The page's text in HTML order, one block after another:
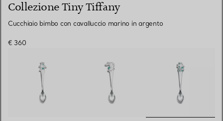
Collezione Tiny Tiffany
Cucchiaio bimbo con cavalluccio marino in argento
€ 360